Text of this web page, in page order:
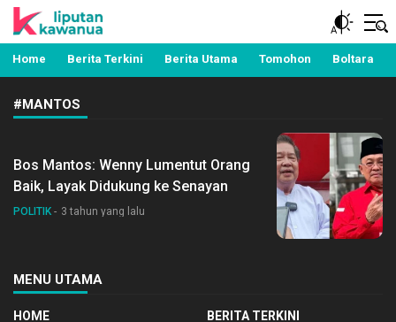
Liputan Kawanua
Berita Manado, Sulawesi Utara, Kawanua, Politik,
Pemerintahan, Hukum Kriminal dan Nasional
Home Berita Terkini Berita Utama Tomohon Boltara
#MANTOS
Bos Mantos: Wenny Lumentut Orang
Baik, Layak Didukung ke Senayan
POLITIK 3 tahun yang lalu
MENU UTAMA
HOME
BERITA TERKINI